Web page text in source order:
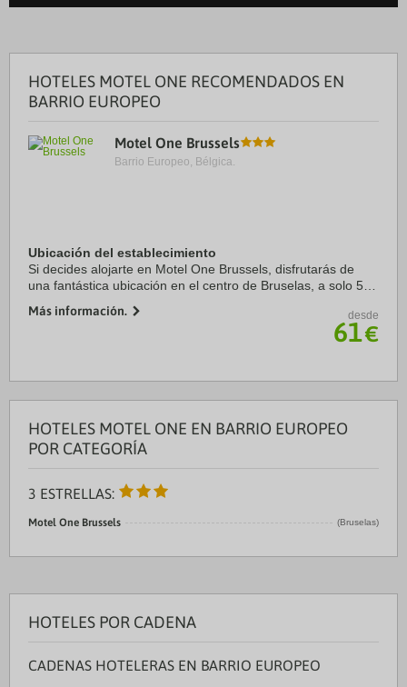
HOTELES MOTEL ONE RECOMENDADOS EN
BARRIO EUROPEO
Motel One Brussels
Barrio Europeo, Bélgica.
Ubicación del establecimiento
Si decides alojarte en Motel One Brussels, disfrutarás de
una fantástica ubicación en el centro de Bruselas, a solo 5
Belga del Cómic. Además, este ...
Más información. desde
61€
HOTELES MOTEL ONE EN BARRIO EUROPEO
POR CATEGORÍA
3 ESTRELLAS:
Motel One Brussels (Bruselas)
HOTELES POR CADENA
CADENAS HOTELERAS EN BARRIO EUROPEO